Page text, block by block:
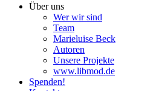
Über uns
Wer wir sind
Team
Marie­luise Beck
Autoren
Unsere Pro­jekte
www.libmod.de
Spenden!